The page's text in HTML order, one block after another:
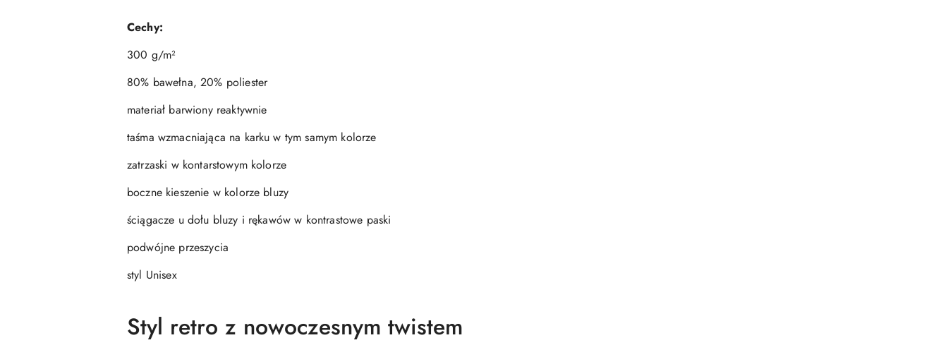
Cechy:
300 g/m²
80% bawełna, 20% poliester
materiał barwiony reaktywnie
taśma wzmacniająca na karku w tym samym kolorze
zatrzaski w kontarstowym kolorze
boczne kieszenie w kolorze bluzy
ściągacze u dołu bluzy i rękawów w kontrastowe paski
podwójne przeszycia
styl Unisex
Styl retro z nowoczesnym twistem